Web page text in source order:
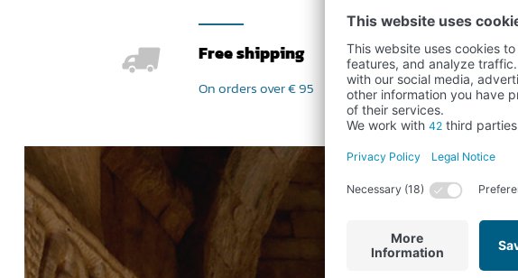
Free shipping
On orders over € 95